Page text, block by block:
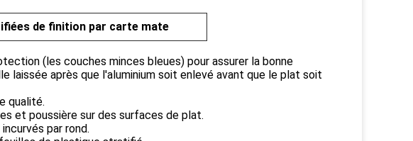
de finition par carte mate
(les couches minces bleues) pour assurer la bonne
laissée après que l'aluminium soit enlevé avant que le plat soit
qualité.
et poussière sur des surfaces de plat.
par rond.